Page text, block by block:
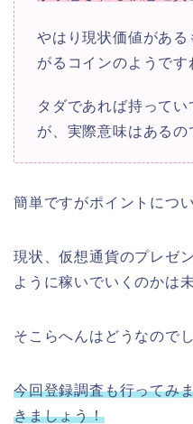
やはり現状価値があ
がるコインのようです
タダであれば持って
が、実際意味はあるの
簡単ですがポイントにつ
現状、仮想通貨のプレゼ
ように稼いでいくのかは
そこらへんはどうなので
今回登録調査も行ってみ
きましょう！